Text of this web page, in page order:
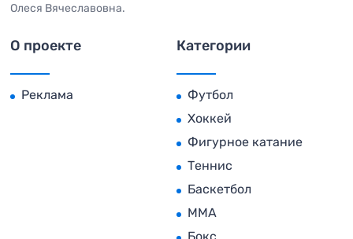
Олеся Вячеславовна.
О проекте
Реклама
Категории
Футбол
Хоккей
Фигурное катание
Теннис
Баскетбол
MMA